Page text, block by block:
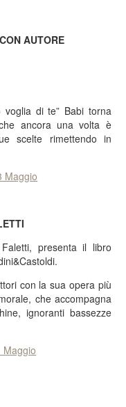
AUTORE
voglia di te” Babi torna
ancora una volta è
scelte rimettendo in
Maggio
presenta il libro
con la sua opera più
che accompagna
ignoranti bassezze
Maggio